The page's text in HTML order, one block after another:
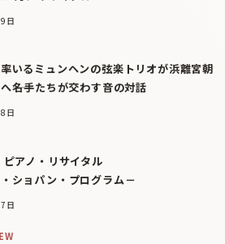
日
いるミュンヘンの弦楽トリオが浜離宮朝
――名手たちが交わす音の対話
日
アノ・リサイタル
ショパン・プログラム－
日